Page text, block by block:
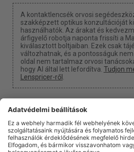
A kontaktlencsék orvosi
szakképzett optikus konzultációját
használhatók. Az árakat és
árfigyelő robotja naponta frissíti a
kiválasztott boltjaiban. Ezek csak
változhatnak, és a pontosságuk
oldal nem tartalmaz orvosi
hogy AI által lett lefordítva. Tudjon
Lenspricer-ről .
Süti beállítások